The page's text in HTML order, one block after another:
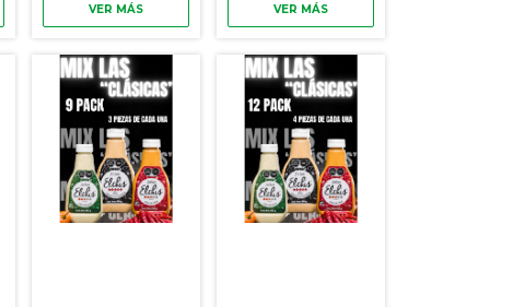
VER MÁS VER MÁS